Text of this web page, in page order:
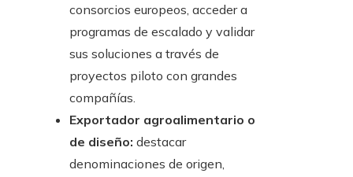
consorcios europeos, acceder a
programas de escalado y validar
sus soluciones a través de
proyectos piloto con grandes
compañías.
Exportador agroalimentario o
de diseño: destacar
denominaciones de origen,